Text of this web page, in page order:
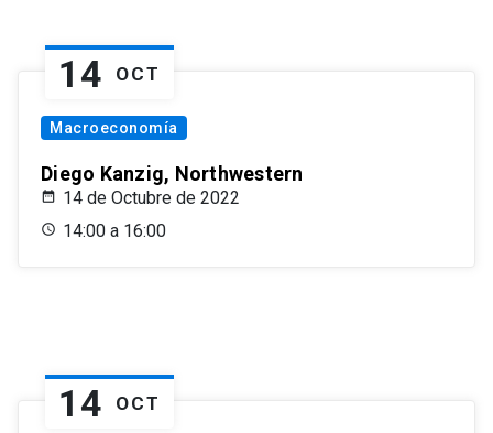
14 OCT
Macroeconomía
Diego Kanzig, Northwestern
14 de Octubre de 2022
14:00 a 16:00
14 OCT